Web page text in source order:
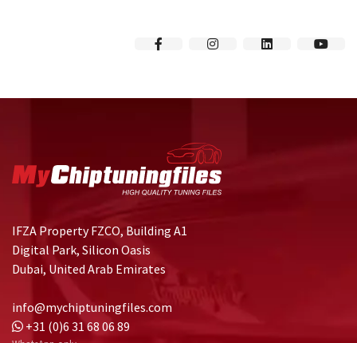
IFZA Property FZCO, Building A1
Digital Park, Silicon Oasis
Dubai, United Arab Emirates
info@mychiptuningfiles.com
+31 (0)6 31 68 06 89